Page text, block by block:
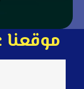
موقعنا